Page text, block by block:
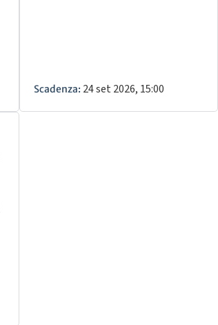
Scadenza: 24 set 2026, 15:00